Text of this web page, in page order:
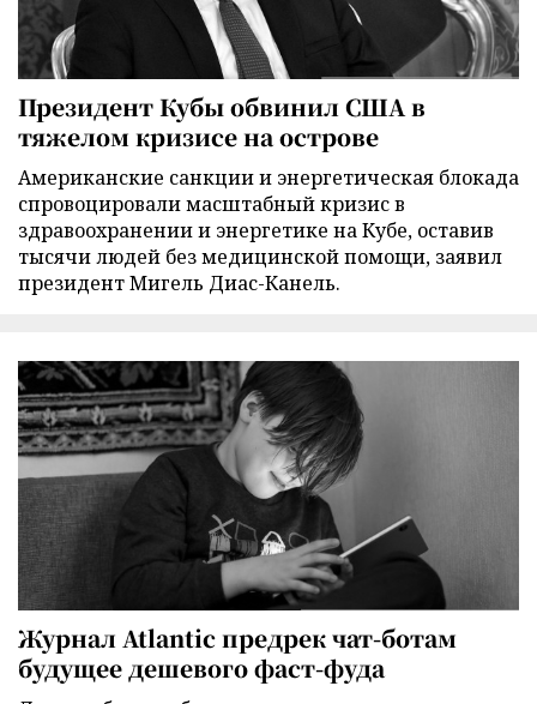
Президент Кубы обвинил США в
тяжелом кризисе на острове
Американские санкции и энергетическая блокада
спровоцировали масштабный кризис в
здравоохранении и энергетике на Кубе, оставив
тысячи людей без медицинской помощи, заявил
президент Мигель Диас-Канель.
Журнал Atlantic предрек чат-ботам
будущее дешевого фаст-фуда